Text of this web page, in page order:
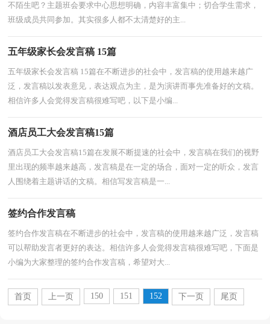
不陌生吧？主题班会要求中心思想明确，内容丰富集中；切合学生需求，
班级成员共同参加。其实很多人都不太清楚好的主...
五年级家长会发言稿 15篇
五年级家长会发言稿 15篇在不断进步的社会中，发言稿的使用越来越广
泛，发言稿以发表意见，表达观点为主，是为演讲而事先准备好的文稿。
相信许多人会觉得发言稿很难写吧，以下是小编...
酒店员工大会发言稿15篇
酒店员工大会发言稿15篇在发展不断提速的社会中，发言稿在我们的视野
里出现的频率越来越高，发言稿是在一定的场合，面对一定的听众，发言
人围绕着主题讲话的文稿。相信写发言稿是一...
签约合作发言稿
签约合作发言稿在不断进步的社会中，发言稿的使用越来越广泛，发言稿
可以帮助发言者更好的表达。相信许多人会觉得发言稿很难写吧，下面是
小编为大家整理的签约合作发言稿，希望对大...
首页 上一页 150 151 152 下一页 尾页